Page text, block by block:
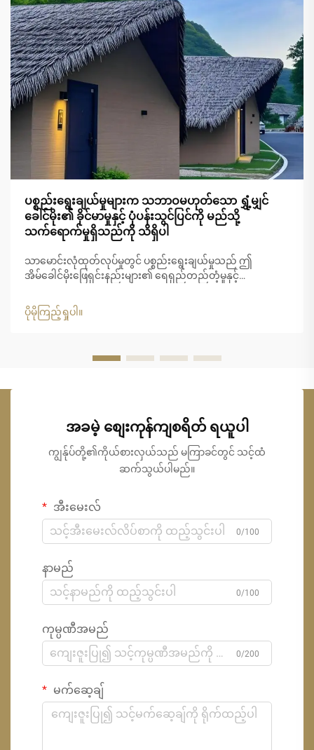
ပစ္စည်းရွေးချယ်မှုများက သဘာဝမဟုတ်သော ရွှံ့မျှင်
ခေါင်မိုး၏ ခိုင်မာမှုနှင့် ပုံပန်းသွင်ပြင်ကို မည်သို့
သက်ရောက်မှုရှိသည်ကို သိရှိပါ
သာမောင်းလုံထုတ်လုပ်မှုတွင် ပစ္စည်းရွေးချယ်မှုသည် ဤ
အိမ်ခေါင်မိုးဖြေရှင်းနည်းများ၏ ရေရှည်တည်တံ့မှုနှင့်
ကဏ္ဍမှ ပါဝင်ပါသည်။ ခေတ်မီသာမောင်းလုံပစ္စည်းများသည်
တည်ဆောက်ရေးလုပ်ငန်းကို ပြောင်းလဲပေးခဲ့ပြီး သဘာဝနှင့် နီးစပ်
ပိုမိုကြည့်ရှုပါ။
အခမဲ့ စျေးကုန်ကျစရိတ် ရယူပါ
ကျွန်ုပ်တို့၏ကိုယ်စားလှယ်သည် မကြာခင်တွင် သင့်ထံ
ဆက်သွယ်ပါမည်။
အီးမေးလ်
0/100
နာမည်
0/100
ကုမ္ပဏီအမည်
0/200
မက်ဆေ့ချ်